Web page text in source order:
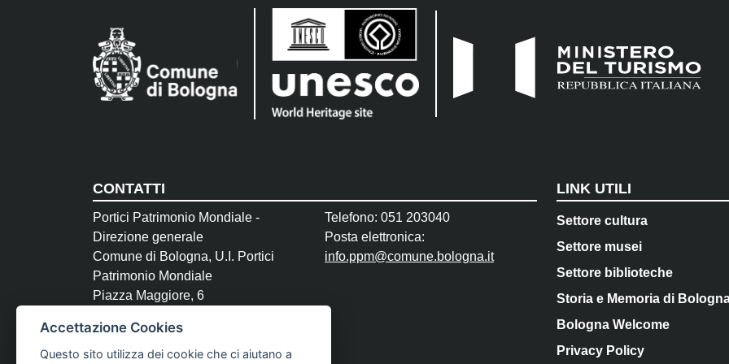
CONTATTI
Portici Patrimonio Mondiale -
Direzione generale
Comune di Bologna, U.I. Portici
Patrimonio Mondiale
Piazza Maggiore, 6
P.Iva 01232710374
Telefono: 051 203040
Posta elettronica:
info.ppm@comune.bologna.it
LINK UTILI
Settore cultura
Settore musei
Settore biblioteche
Storia e Memoria di
Bologna Welcome
Privacy Policy
Accettazione Cookies
Questo sito utilizza dei cookie che ci aiutano a